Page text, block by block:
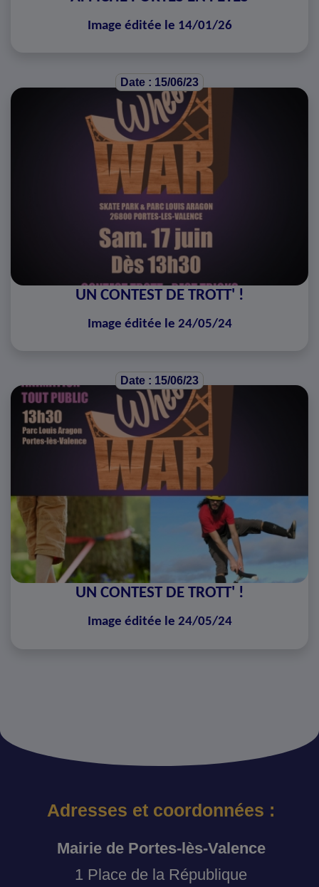
Image éditée le 14/01/26
Date : 15/06/23
UN CONTEST DE TROTT' !
Image éditée le 24/05/24
Date : 15/06/23
UN CONTEST DE TROTT' !
Image éditée le 24/05/24
Adresses et coordonnées :
Mairie de Portes-lès-Valence
1 Place de la République